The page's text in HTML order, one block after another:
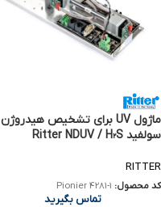
ماژول UV برای تشخیص هیدروژن
سولفید Ritter NDUV / H₂S
RITTER
کد محصول: Pionier 4281-1
تماس بگیرید